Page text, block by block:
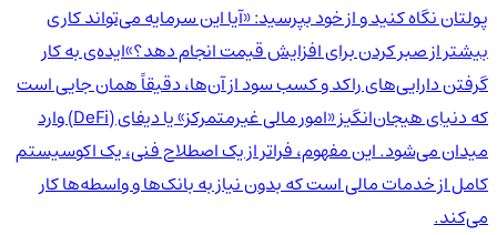
پولتان نگاه کنید و از خود بپرسید: «آیا این سرمایه می‌تواند کاری
بیشتر از صبر کردن برای افزایش قیمت انجام دهد؟»ایده‌ی به کار
گرفتن دارایی‌های راکد و کسب سود از آن‌ها، دقیقاً همان جایی است
که دنیای هیجان‌انگیز «امور مالی غیرمتمرکز» یا دیفای (DeFi) وارد
میدان می‌شود. این مفهوم، فراتر از یک اصطلاح فنی، یک اکوسیستم
کامل از خدمات مالی است که بدون نیاز به بانک‌ها و واسطه‌ها کار
می‌کند.